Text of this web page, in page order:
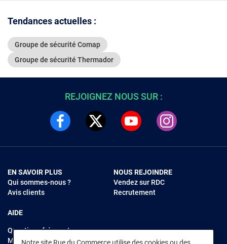
Tendances actuelles :
Groupe de sécurité Comap
Groupe de sécurité Thermador
REJOIGNEZ NOUS SUR :
EN SAVOIR PLUS
Qui sommes-nous ?
Avis clients
AIDE
Questions fréquentes
Modes de règlements
NOUS REJOINDRE
Vendez sur RDC
Recrutement